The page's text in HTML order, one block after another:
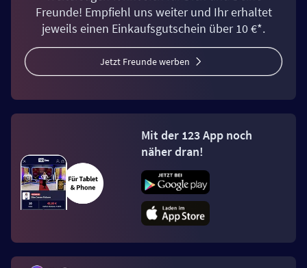
Freunde! Empfiehl uns weiter und Ihr erhaltet
jeweils einen Einkaufsgutschein über 10 €*.
Jetzt Freunde werben
Mit der 123 App noch
näher dran!